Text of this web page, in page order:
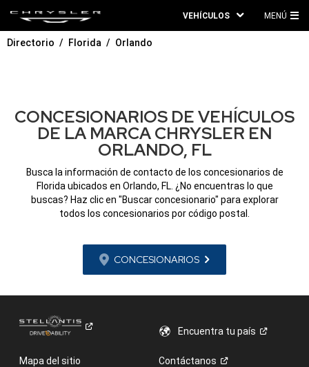
VEHÍCULOS MENÚ
Directorio Florida Orlando
CONCESIONARIOS DE VEHÍCULOS
DE LA MARCA CHRYSLER EN
ORLANDO, FL
Busca la información de contacto de los concesionarios de
Florida ubicados en Orlando, FL. ¿No encuentras lo que
buscas? Haz clic en "Buscar concesionario" para explorar
todos los concesionarios por código postal.
CONCESIONARIOS
Encuentra tupaís
Mapa del sitio Contáctanos